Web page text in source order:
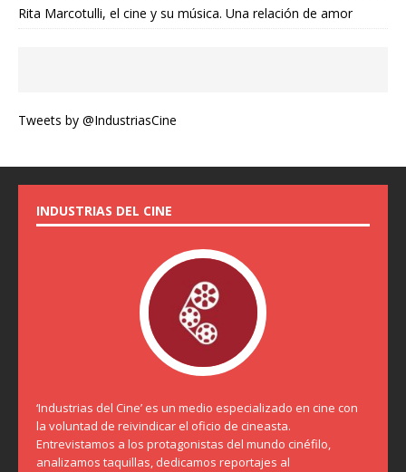
Rita Marcotulli, el cine y su música. Una relación de amor
Tweets by @IndustriasCine
INDUSTRIAS DEL CINE
‘Industrias del Cine’ es un medio especializado en cine con
la voluntad de reivindicar el oficio de cineasta.
Entrevistamos a los protagonistas del mundo cinéfilo,
analizamos taquillas, dedicamos reportajes al